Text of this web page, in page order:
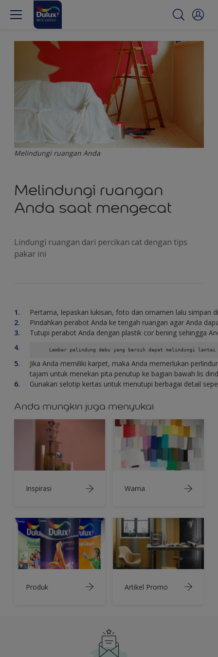
Melindungi ruangan Anda
Melindungi ruangan
Anda saat mengecat
Lindungi ruangan dari percikan cat dengan tips
pakar ini
Pertama, lepaskan lukisan, foto dan ornamen lalu simpan
Pindahkan perabot Anda ke tengah ruangan agar Anda
Tutupi perabot Anda dengan plastik cor bening sehingga
Jika Anda memiliki karpet, maka Anda memerlukan
tajam untuk menekan pita penutup ke bagian bawah lis
Gunakan selotip kertas untuk menutupi berbagai detail
Anda mungkin juga menyukai
Inspirasi Warna
Produk Artikel Promo